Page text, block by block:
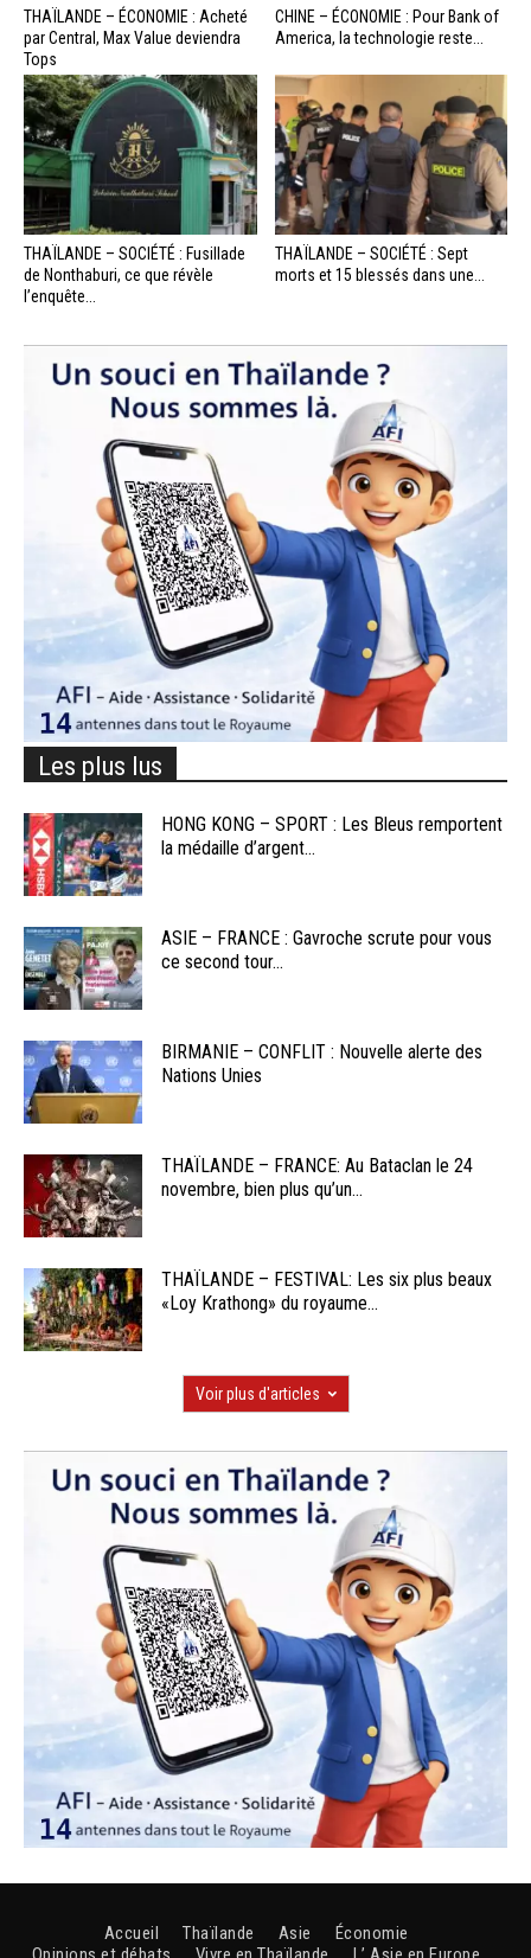
THAÏLANDE – ÉCONOMIE : Acheté
par Central, Max Value deviendra
Tops
CHINE – ÉCONOMIE : Pour Bank of
America, la technologie reste...
THAÏLANDE – SOCIÉTÉ : Fusillade
de Nonthaburi, ce que révèle
l’enquête...
THAÏLANDE – SOCIÉTÉ : Sept
morts et 15 blessés dans une...
Les plus lus
HONG KONG – SPORT : Les Bleus remportent
la médaille d’argent...
ASIE – FRANCE : Gavroche scrute pour vous
ce second tour...
BIRMANIE – CONFLIT : Nouvelle alerte des
Nations Unies
THAÏLANDE – FRANCE: Au Bataclan le 24
novembre, bien plus qu’un...
THAÏLANDE – FESTIVAL: Les six plus beaux
«Loy Krathong» du royaume...
Voir plus d'articles
Accueil Thaïlande Asie
Économie